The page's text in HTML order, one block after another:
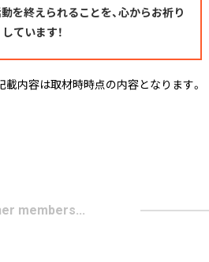
を終えられることを、心からお祈り
しています！
載内容は取材時時点の内容となります。
members...